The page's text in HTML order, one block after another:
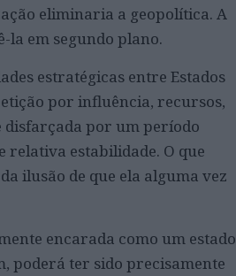
eliminaria a geopolítica. A
em segundo plano.
estratégicas entre Estados
por influência, recursos,
disfarçada por um período
relativa estabilidade. O que
ilusão de que ela alguma vez
encarada como um estado
poderá ter sido precisamente